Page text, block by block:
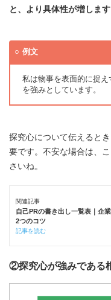
と、より具体性が増します
例文
私は物事を表面的に捉
を強みとしています。
探究心について伝えると
要です。不安な場合は、
さいね。
関連記事
自己PRの書き出し一覧表｜企
2つのコツ
記事を読む
②探究心が強みである